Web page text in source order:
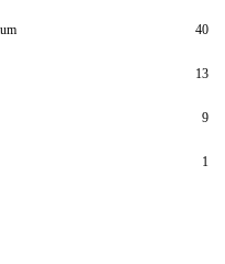
40
13
9
1